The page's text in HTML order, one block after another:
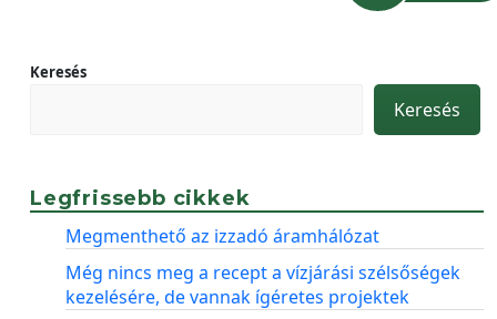
Keresés
Keresés
Legfrissebb cikkek
Megmenthető az izzadó áramhálózat
Még nincs meg a recept a vízjárási szélsőségek
kezelésére, de vannak ígéretes projektek